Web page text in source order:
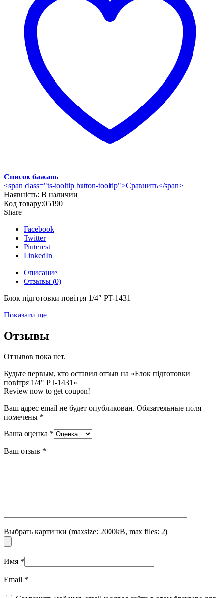
Список бажань
<span class="ts-tooltip button-tooltip">Сравнить</span>
Наявність: В наличии
Код товару:05190
Share
Facebook
Twitter
Pinterest
LinkedIn
Описание
Отзывы (0)
Блок підготовки повітря 1/4″ PT-1431
Показати ще
Отзывы
Отзывов пока нет.
Будьте первым, кто оставил отзыв на «Блок підготовки
повітря 1/4″ PT-1431»
Review now to get coupon!
Ваш адрес email не будет опубликован. Обязательные поля
помечены *
Ваша оценка *
Ваш отзыв *
Выбрать картинки (maxsize: 2000kB, max files: 2)
Имя *
Email *